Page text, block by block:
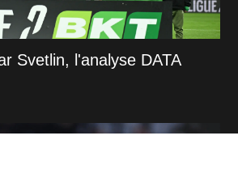
Svetlin, l'analyse DATA